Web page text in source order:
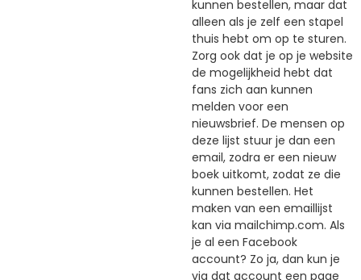
kunnen bestellen, maar dat
alleen als je zelf een stapel
thuis hebt om op te sturen.
Zorg ook dat je op je website
de mogelijkheid hebt dat
fans zich aan kunnen
melden voor een
nieuwsbrief. De mensen op
deze lijst stuur je dan een
email, zodra er een nieuw
boek uitkomt, zodat ze die
kunnen bestellen. Het
maken van een emaillijst
kan via mailchimp.com. Als
je al een Facebook
account? Zo ja, dan kun je
via dat account een page